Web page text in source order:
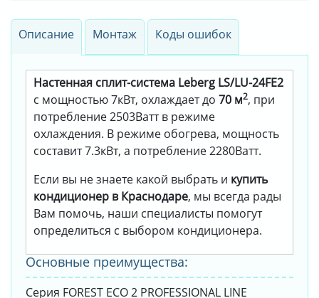
Описание Монтаж Коды ошибок
Настенная сплит-система Leberg LS/LU-24FE2
с мощностью 7кВт, охлаждает до 70 м2, при
потребление 2503Ватт в режиме
охлаждения. В режиме обогрева, мощность
составит 7.3кВт, а потребление 2280Ватт.
Если вы не знаете какой выбрать и купить
кондиционер в Краснодаре, мы всегда рады
Вам помочь, наши специалисты помогут
определиться с выбором кондиционера.
Основные преимущества:
Серия FOREST ECO 2 PROFESSIONAL LINE